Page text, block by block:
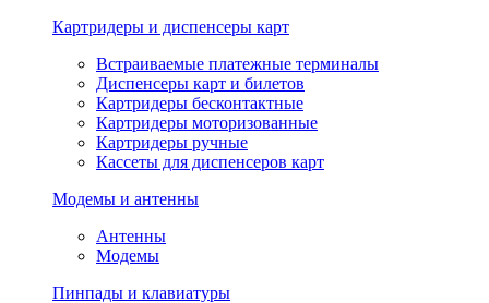
Картридеры и диспенсеры карт
Встраиваемые платежные терминалы
Диспенсеры карт и билетов
Картридеры бесконтактные
Картридеры моторизованные
Картридеры ручные
Кассеты для диспенсеров карт
Модемы и антенны
Антенны
Модемы
Пинпады и клавиатуры